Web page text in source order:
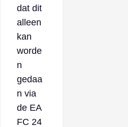
dat dit
alleen
kan
worde
n
gedaa
n via
de EA
FC 24